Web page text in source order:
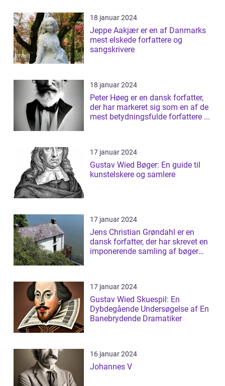
18 januar 2024
Jeppe Aakjær er en af Danmarks
mest elskede forfattere og
sangskrivere
18 januar 2024
Peter Høeg er en dansk forfatter,
der har markeret sig som en af de
mest betydningsfulde forfattere ...
17 januar 2024
Gustav Wied Bøger: En guide til
kunstelskere og samlere
17 januar 2024
Jens Christian Grøndahl er en
dansk forfatter, der har skrevet en
imponerende samling af bøger
17 januar 2024
Gustav Wied Skuespil: En
Dybdegående Undersøgelse af En
Banebrydende Dramatiker
16 januar 2024
Johannes V